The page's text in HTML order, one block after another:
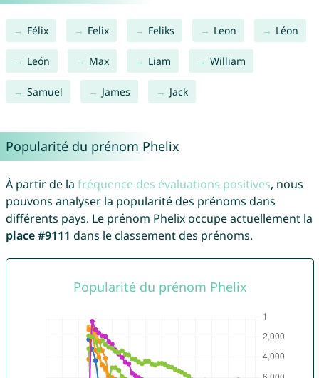
Félix Felix Feliks Leon Léon
León Max Liam William
Samuel James Jack
Popularité du prénom Phelix
À partir de la fréquence des évaluations positives, nous
pouvons analyser la popularité des prénoms dans
différents pays. Le prénom Phelix occupe actuellement la
place #9111 dans le classement des prénoms.